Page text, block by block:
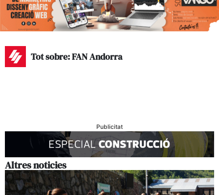
Tot sobre: FAN Andorra
Publicitat
Altres noticies